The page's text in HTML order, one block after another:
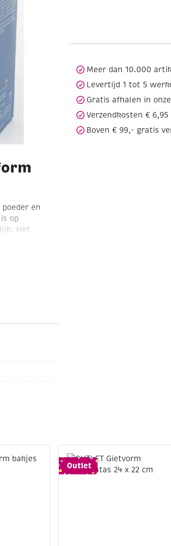
en
op
Het
Meer dan 10.000
Levertijd 1 tot 5
Gratis afhalen in
Verzendkosten € 6,95
Boven € 99,- gratis
Outlet